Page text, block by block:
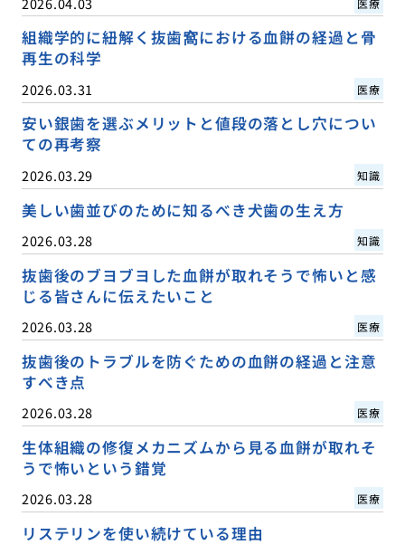
組織学的に紐解く抜歯窩における血餅の経過と骨
再生の科学
2026.03.31 医療
安い銀歯を選ぶメリットと値段の落とし穴につい
ての再考察
2026.03.29 知識
美しい歯並びのために知るべき犬歯の生え方
2026.03.28 知識
抜歯後のブヨブヨした血餅が取れそうで怖いと感
じる皆さんに伝えたいこと
2026.03.28 医療
抜歯後のトラブルを防ぐための血餅の経過と注意
すべき点
2026.03.28 医療
生体組織の修復メカニズムから見る血餅が取れそ
うで怖いという錯覚
2026.03.28 医療
リステリンを使い続けている理由